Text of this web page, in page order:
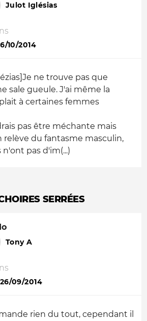
Julot Iglésias
10/2014
ne trouve pas que
sale gueule. J'ai même la
à certaines femmes
pas être méchante mais
du fantasme masculin,
pas d'im(...)
SERRÉES
Tony A
09/2014
rien du tout, cependant il